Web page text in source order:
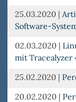
25.03.2020 |
Software-
02.03.2020 |
mit Tracealyzer
25.02.2020 |
20.02.2020 |